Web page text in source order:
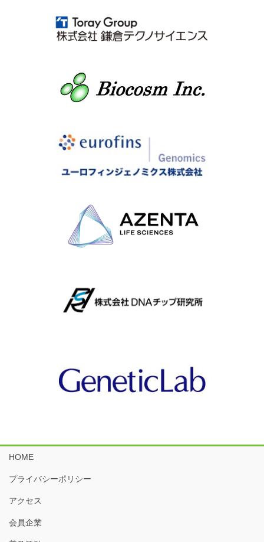
HOME
プライバシーポリシー
アクセス
会員企業